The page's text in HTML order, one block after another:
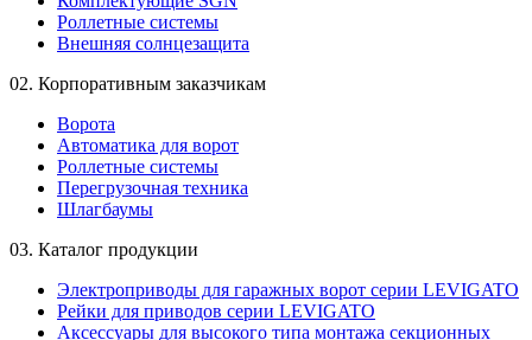
Роллетные системы
Внешняя солнцезащита
02. Корпоративным заказчикам
Ворота
Автоматика для ворот
Роллетные системы
Перегрузочная техника
Шлагбаумы
03. Каталог продукции
Электроприводы для гаражных ворот серии LEVIGATO
Рейки для приводов серии LEVIGATO
Аксессуары для высокого типа монтажа секционных